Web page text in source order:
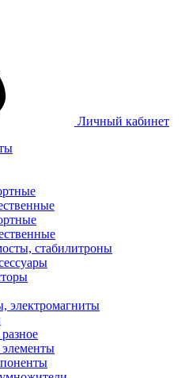
Личный кабинет
стабилитроны
электромагниты